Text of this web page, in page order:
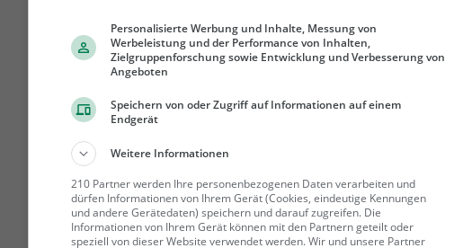
Ähnliche Aktivitäten wieRathauspark
Schloss Rappoltenkirchen
Personalisierte Werbung und Inhalte, Messung von
Werbeleistung und der Performance von Inhalten,
Zielgruppenforschung sowie Entwicklung und Verbesserung von
Angeboten
Speichern von oder Zugriff auf Informationen auf einem
Endgerät
Weitere Informationen
210 Partner werden Ihre personenbezogenen Daten verarbeiten und
dürfen Informationen von Ihrem Gerät (Cookies, eindeutige Kennungen
und andere Gerätedaten) speichern und darauf zugreifen. Die
Informationen von Ihrem Gerät können mit den Partnern geteilt oder
speziell von dieser Website verwendet werden. Wir und unsere Partner